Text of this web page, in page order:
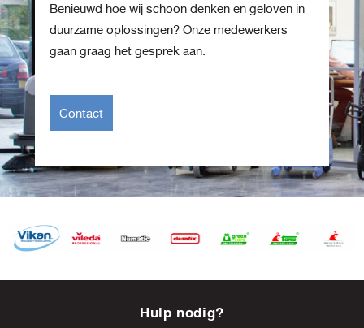
Benieuwd hoe wij schoon denken en geloven in
duurzame oplossingen? Onze medewerkers
gaan graag het gesprek aan.
Contact
Hulp nodig?